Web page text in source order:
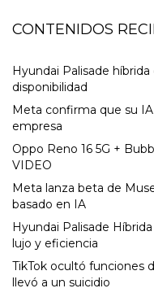
CONTENIDOS
Hyundai Palisade
disponibilidad
Meta confirma que su
empresa
Oppo Reno 16 5G +
VIDEO
Meta lanza beta de
basado en IA
Hyundai Palisade
lujo y eficiencia
TikTok ocultó funciones
llevó a un suicidio